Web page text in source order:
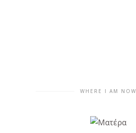
WHERE I AM NOW